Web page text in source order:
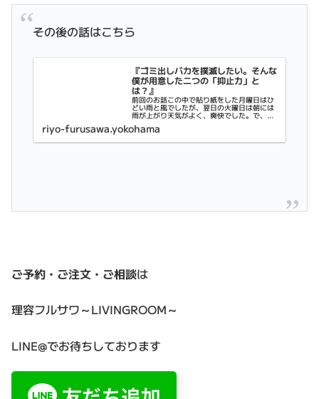
その後の話はこちら
『ゴミ出しバカを撲滅したい。そんな
僕が用意した二つの「抑止力」と
は？』
前回のお話この中で貼り紙をした月曜日はひ
どい雨と風でしたが、翌日の火曜日は朝には
雨が上がり天気がよく、爽快でした。で、散
歩を終え家に帰るとあれ？や・・・破けと
る・・・月曜から火曜にかけての激しい風雨
短...
riyo-furusawa.yokohama
ご予約・ご注文・ご相談は
理容フルサワ～LIVINGROOM～
LINE@でお待ちしております